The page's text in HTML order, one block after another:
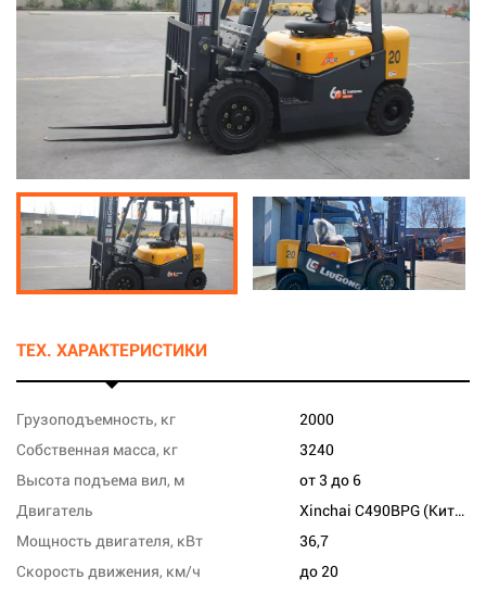
ТЕХ. ХАРАКТЕРИСТИКИ
Грузоподъемность, кг
2000
Собственная масса, кг
3240
Высота подъема вил, м
от 3 до 6
Двигатель
Xinchai C490BPG (Китай)
Мощность двигателя, кВт
36,7
Скорость движения, км/ч
до 20